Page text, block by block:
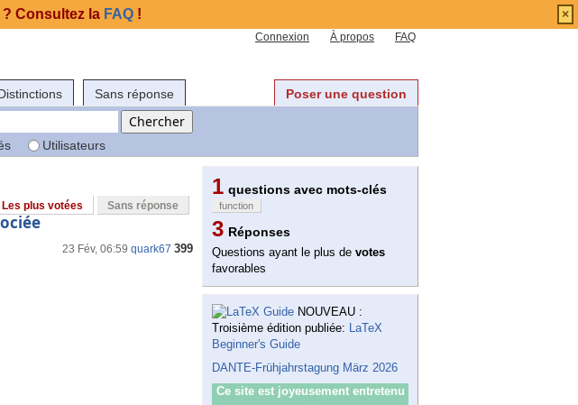
Connexion À propos FAQ
Sans réponse Poser une question
Utilisateurs
Les plus votées Sans réponse
23 Fév, 06:59 quark67 399
1 questions avec mots-clés
function
3 Réponses
Questions ayant le plus de votes
favorables
NOUVEAU :
Troisième édition publiée: LaTeX
Beginner's Guide
DANTE-Frühjahrstagung März 2026
Ce site est joyeusement entretenu
Consultez la FAQ ! ×